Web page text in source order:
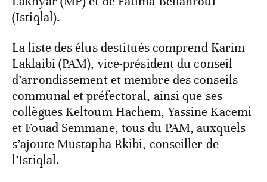
(Istiqlal).
La liste des élus destitués comprend Karim
Laklaibi (PAM), vice-président du conseil
d’arrondissement et membre des conseils
communal et préfectoral, ainsi que ses
collègues Keltoum Hachem, Yassine Kacemi
et Fouad Semmane, tous du PAM, auxquels
s’ajoute Mustapha Rkibi, conseiller de
l’Istiqlal.